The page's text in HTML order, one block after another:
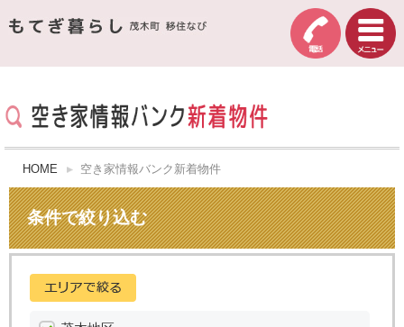
HOME 空き家情報バンク新着物件
条件で絞り込む